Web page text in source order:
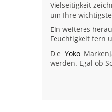
Vielseitigkeit
um Ihre
Ein weiteres
Feuchtigkeit fern
Die Yoko
werden. Egal ob